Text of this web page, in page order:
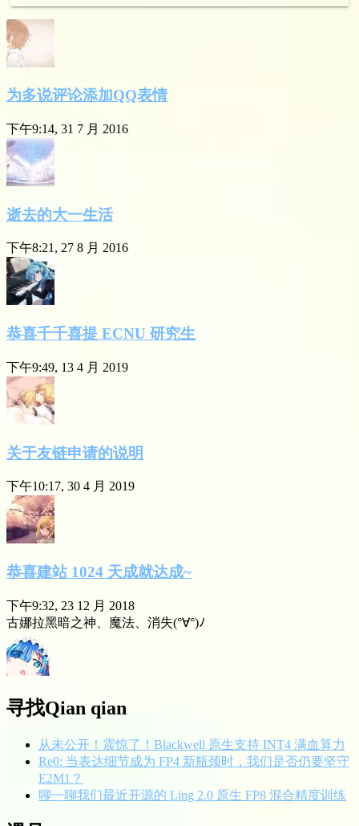
为多说评论添加QQ表情
下午9:14, 31 7 月 2016
逝去的大一生活
下午8:21, 27 8 月 2016
恭喜千千喜提 ECNU 研究生
下午9:49, 13 4 月 2019
关于友链申请的说明
下午10:17, 30 4 月 2019
恭喜建站 1024 天成就达成~
下午9:32, 23 12 月 2018
古娜拉黑暗之神、魔法、消失(°∀°)ﾉ
寻找Qian qian
从未公开！震惊了！Blackwell 原生支持 INT4 满血算力
Re0: 当表达细节成为 FP4 新瓶颈时，我们是否仍要坚守
E2M1？
聊一聊我们最近开源的 Ling 2.0 原生 FP8 混合精度训练